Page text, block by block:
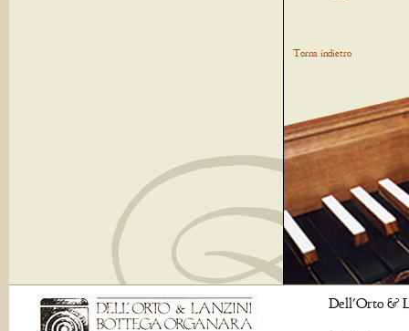
Torna indietro
Dell'Orto &